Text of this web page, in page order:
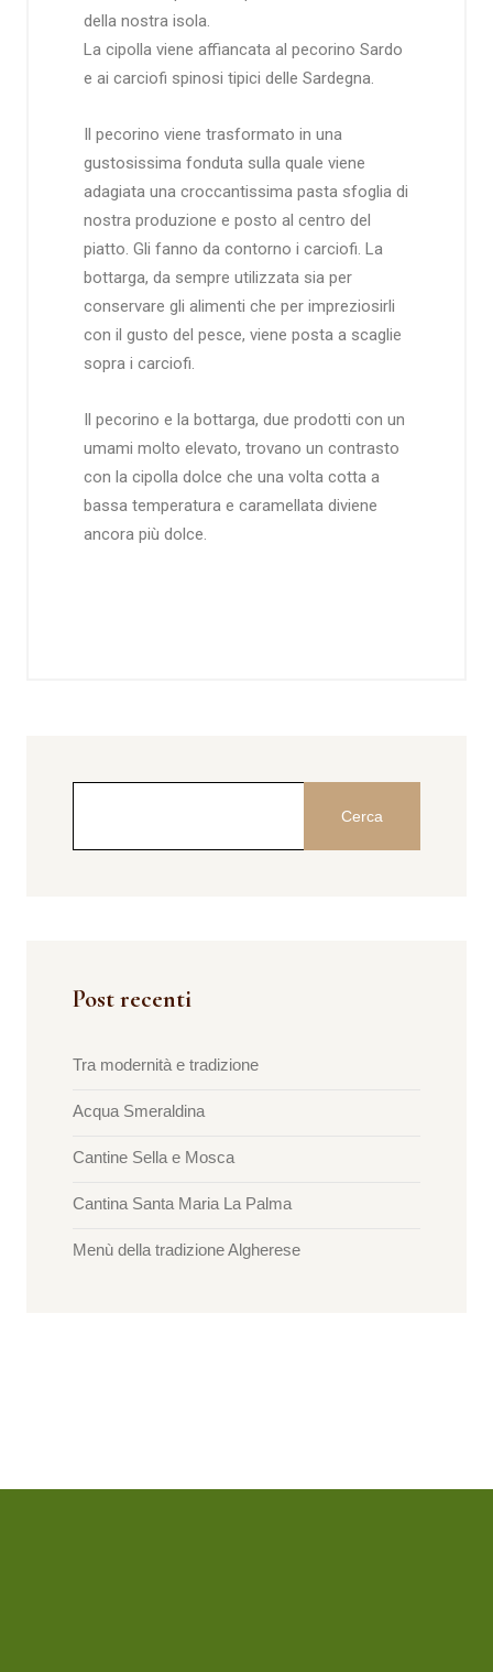
della nostra isola.
La cipolla viene affiancata al pecorino Sardo
e ai carciofi spinosi tipici delle Sardegna.
Il pecorino viene trasformato in una
gustosissima fonduta sulla quale viene
adagiata una croccantissima pasta sfoglia di
nostra produzione e posto al centro del
piatto. Gli fanno da contorno i carciofi. La
bottarga, da sempre utilizzata sia per
conservare gli alimenti che per impreziosirli
con il gusto del pesce, viene posta a scaglie
sopra i carciofi.
Il pecorino e la bottarga, due prodotti con un
umami molto elevato, trovano un contrasto
con la cipolla dolce che una volta cotta a
bassa temperatura e caramellata diviene
ancora più dolce.
Cerca
Post recenti
Tra modernità e tradizione
Acqua Smeraldina
Cantine Sella e Mosca
Cantina Santa Maria La Palma
Menù della tradizione Algherese